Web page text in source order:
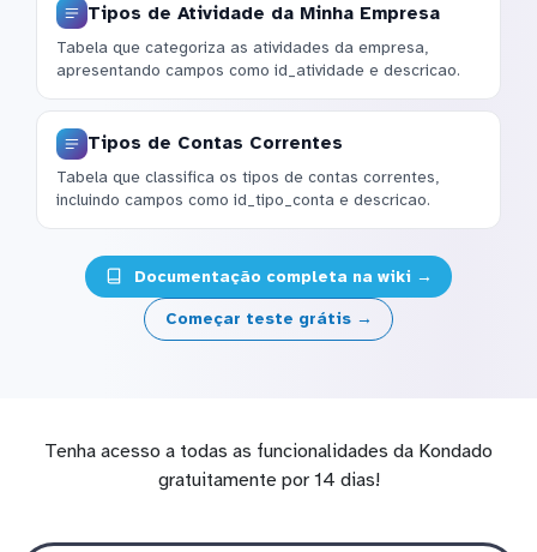
Tipos de Atividade da Minha Empresa
Tabela que categoriza as atividades da empresa,
apresentando campos como id_atividade e descricao.
Tipos de Contas Correntes
Tabela que classifica os tipos de contas correntes,
incluindo campos como id_tipo_conta e descricao.
Documentação completa na wiki →
Começar teste grátis →
Tenha acesso a todas as funcionalidades da Kondado
gratuitamente por 14 dias!